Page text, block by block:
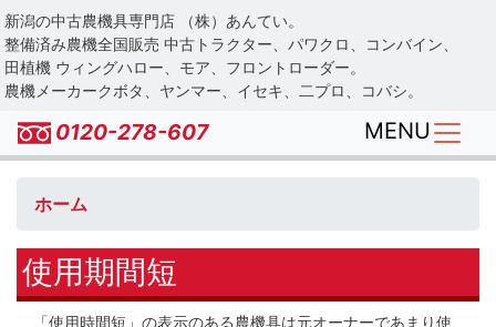
Skip
to
main
content
新潟の中古農機具専門店 （株）あんてい。
整備済み農機全国販売 中古トラクター、パワクロ、コンバイン、
田植機 ウィングハロー、モア、フロントローダー。
農機メーカークボタ、ヤンマー、イセキ、二プロ、コバシ。
0120-278-607 MENU
ホーム
使用期間短
「使用時間短」の表示のある農機具は元オーナーであまり使